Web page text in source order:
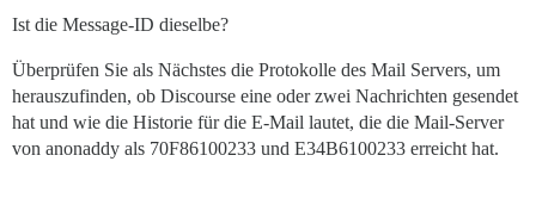
Ist die Message-ID dieselbe?
Überprüfen Sie als Nächstes die Protokolle des Mail Servers, um
herauszufinden, ob Discourse eine oder zwei Nachrichten gesendet
hat und wie die Historie für die E-Mail lautet, die die Mail-Server
von anonaddy als 70F86100233 und E34B6100233 erreicht hat.